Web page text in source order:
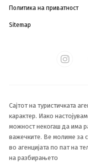
Политика на приватност
Sitemap
Сајтот на туристичката
карактер. Иако
можност некогаш да има
важечките. Ве молиме за
во агенцијата по пат на
на разбирањето